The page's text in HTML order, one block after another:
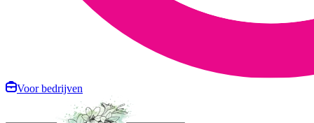
Voor bedrijven